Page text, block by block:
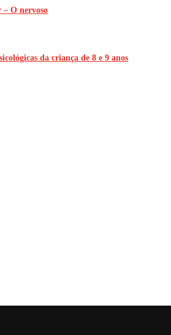
– O nervoso
da criança de 8 e 9 anos